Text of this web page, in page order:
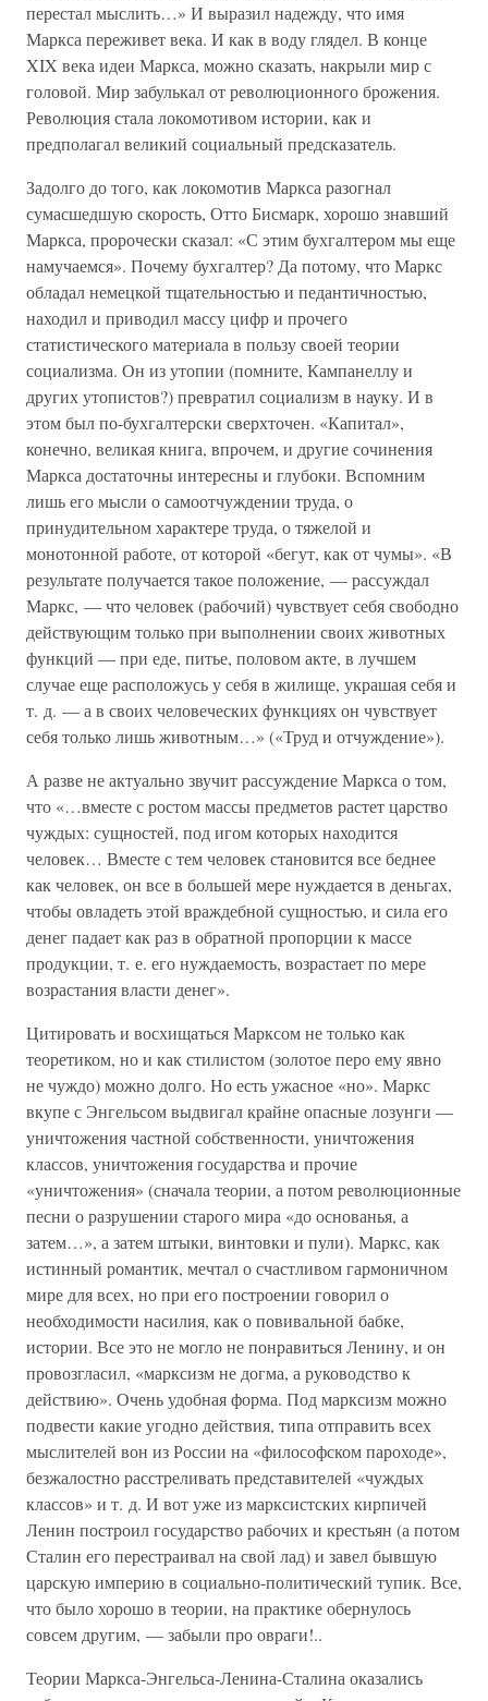
перестал мыслить…» И выразил надежду, что имя
Маркса переживет века. И как в воду глядел. В конце
XIX века идеи Маркса, можно сказать, накрыли мир с
головой. Мир забулькал от революционного брожения.
Революция стала локомотивом истории, как и
предполагал великий социальный предсказатель.
Задолго до того, как локомотив Маркса разогнал
сумасшедшую скорость, Отто Бисмарк, хорошо знавший
Маркса, пророчески сказал: «С этим бухгалтером мы еще
намучаемся». Почему бухгалтер? Да потому, что Маркс
обладал немецкой тщательностью и педантичностью,
находил и приводил массу цифр и прочего
статистического материала в пользу своей теории
социализма. Он из утопии (помните, Кампанеллу и
других утопистов?) превратил социализм в науку. И в
этом был по-бухгалтерски сверхточен. «Капитал»,
конечно, великая книга, впрочем, и другие сочинения
Маркса достаточны интересны и глубоки. Вспомним
лишь его мысли о самоотчуждении труда, о
принудительном характере труда, о тяжелой и
монотонной работе, от которой «бегут, как от чумы». «В
результате получается такое положение, — рассуждал
Маркс, — что человек (рабочий) чувствует себя свободно
действующим только при выполнении своих животных
функций — при еде, питье, половом акте, в лучшем
случае еще расположусь у себя в жилище, украшая себя и
т. д. — а в своих человеческих функциях он чувствует
себя только лишь животным…» («Труд и отчуждение»).
А разве не актуально звучит рассуждение Маркса о том,
что «…вместе с ростом массы предметов растет царство
чуждых: сущностей, под игом которых находится
человек… Вместе с тем человек становится все беднее
как человек, он все в большей мере нуждается в деньгах,
чтобы овладеть этой враждебной сущностью, и сила его
денег падает как раз в обратной пропорции к массе
продукции, т. е. его нуждаемость, возрастает по мере
возрастания власти денег».
Цитировать и восхищаться Марксом не только как
теоретиком, но и как стилистом (золотое перо ему явно
не чуждо) можно долго. Но есть ужасное «но». Маркс
вкупе с Энгельсом выдвигал крайне опасные лозунги —
уничтожения частной собственности, уничтожения
классов, уничтожения государства и прочие
«уничтожения» (сначала теории, а потом революционные
песни о разрушении старого мира «до основанья, а
затем…», а затем штыки, винтовки и пули). Маркс, как
истинный романтик, мечтал о счастливом гармоничном
мире для всех, но при его построении говорил о
необходимости насилия, как о повивальной бабке,
истории. Все это не могло не понравиться Ленину, и он
провозгласил, «марксизм не догма, а руководство к
действию». Очень удобная форма. Под марксизм можно
подвести какие угодно действия, типа отправить всех
мыслителей вон из России на «философском пароходе»,
безжалостно расстреливать представителей «чуждых
классов» и т. д. И вот уже из марксистских кирпичей
Ленин построил государство рабочих и крестьян (а потом
Сталин его перестраивал на свой лад) и завел бывшую
царскую империю в социально-политический тупик. Все,
что было хорошо в теории, на практике обернулось
совсем другим, — забыли про овраги!..
Теории Маркса-Энгельса-Ленина-Сталина оказались